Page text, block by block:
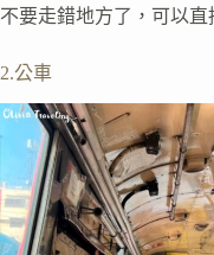
不要走錯地方了，可以直
2.公車